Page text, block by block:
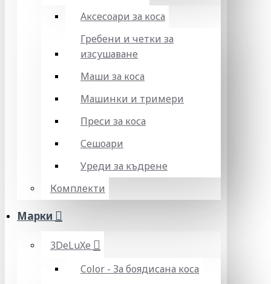
Аксесоари за коса
Гребени и четки за
изсушаване
Маши за коса
Машинки и тримери
Преси за коса
Сешоари
Уреди за къдрене
Комплекти
Марки
3DeLuXe
Color - За боядисана коса